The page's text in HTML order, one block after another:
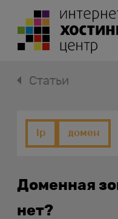
Статьи
ip домен
Доменная
нет?